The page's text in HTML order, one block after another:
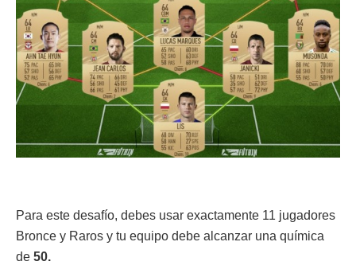
Para este desafío, debes usar exactamente 11 jugadores
Bronce y Raros y tu equipo debe alcanzar una química
de 50.